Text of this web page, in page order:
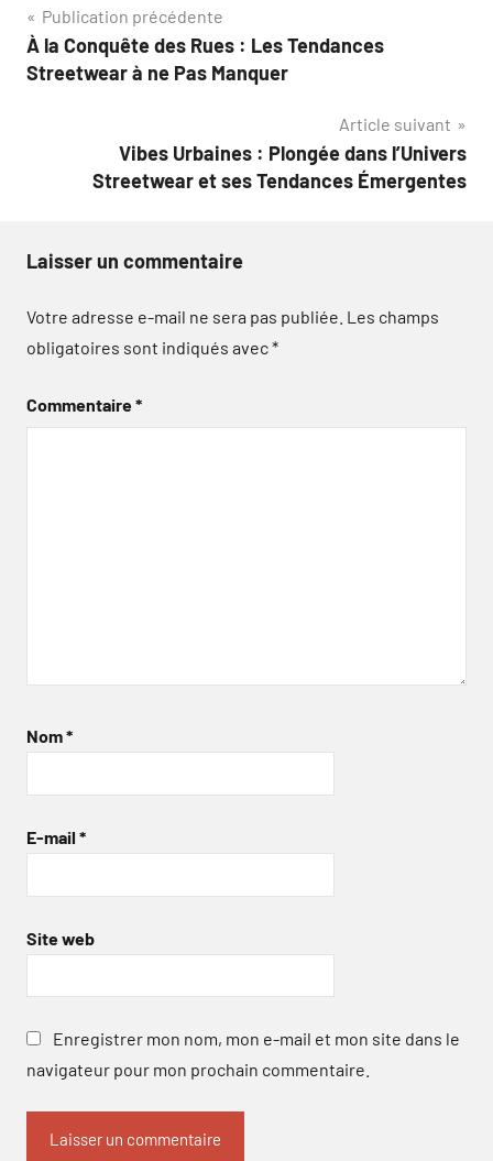
Navigation
de
Publication précédente
À la Conquête des Rues : Les Tendances
Streetwear à ne Pas Manquer
Article suivant
Vibes Urbaines : Plongée dans l’Univers
Streetwear et ses Tendances Émergentes
Laisser un commentaire
Votre adresse e-mail ne sera pas publiée. Les champs
obligatoires sont indiqués avec*
Commentaire*
Nom*
E-mail *
Site web
Enregistrer mon nom, mon e-mail et mon site dans le
navigateur pour mon prochain commentaire.